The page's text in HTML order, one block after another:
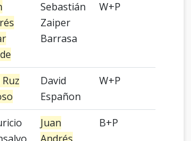
Sebastián
Zaiper
Barrasa
W+P
David
Españon
W+P
Juan
B+P